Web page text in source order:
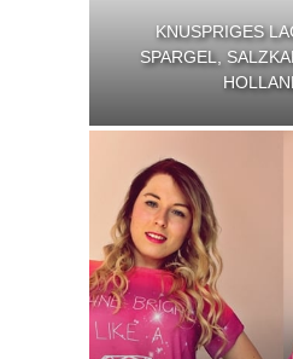
KNUSPRIGES
SPARGEL,